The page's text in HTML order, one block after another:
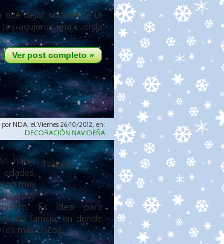
que dejar solamente la
agujeros una cuerda
Ver post completo »
por NDA, el Viernes 26/10/2012, en:
DECORACIÓN NAVIDEÑA
Twittear
hacer
muy
muy
Es ideal para
familiar en donde
los más chicos.